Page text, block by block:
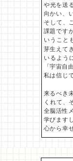
や光を送
向かい、
そして、
課題です
いうこと
芽生えて
いるよう
「宇宙自
私は信じ
来るべき
くれて、
全脳活性
学びます
心から幸